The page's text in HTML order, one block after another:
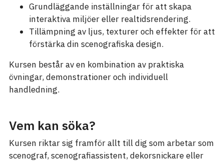
Grundläggande inställningar för att skapa
interaktiva miljöer eller realtidsrendering.
Tillämpning av ljus, texturer och effekter för att
förstärka din scenografiska design.
Kursen består av en kombination av praktiska
övningar, demonstrationer och individuell
handledning.
Vem kan söka?
Kursen riktar sig framför allt till dig som arbetar som
scenograf, scenografiassistent, dekorsnickare eller